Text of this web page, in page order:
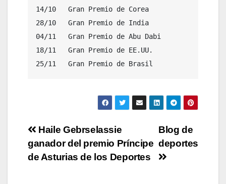
14/10	Gran Premio de Corea
28/10	Gran Premio de India
04/11	Gran Premio de Abu Dabi
18/11	Gran Premio de EE.UU.
25/11	Gran Premio de Brasil
Navegación
de
Blog de
deportes
Haile Gebrselassie
ganador del premio Príncipe
de Asturias de los Deportes